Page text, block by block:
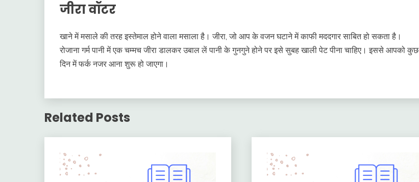
जीरा वॉटर
खाने में मसाले की तरह इस्तेमाल होने वाला मसाला है। जीरा, जो आप के वजन घटाने में काफी मददगार साबित हो सकता है।
रोजाना गर्म पानी में एक चम्मच जीरा डालकर उबाल लें पानी के गुनगुने होने पर इसे सुबह खाली पेट पीना चाहिए। इससे आपको कुछ
दिन में फर्क नजर आना शुरू हो जाएगा।
Related Posts